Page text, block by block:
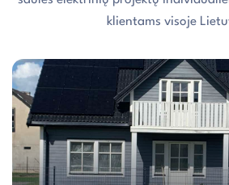
klientams visoje